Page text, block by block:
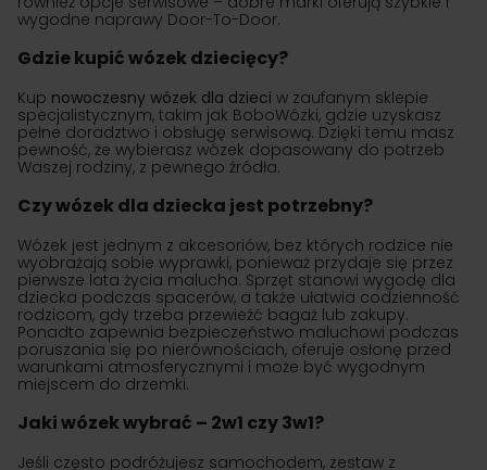
wygodne naprawy Door-To-Door.
Gdzie kupić wózek dziecięcy?
Kup nowoczesny wózek dla dzieci w zaufanym sklepie
specjalistycznym, takim jak BoboWózki, gdzie uzyskasz
pełne doradztwo i obsługę serwisową. Dzięki temu masz
pewność, że wybierasz wózek dopasowany do potrzeb
Waszej rodziny, z pewnego źródła.
Czy wózek dla dziecka jest potrzebny?
Wózek jest jednym z akcesoriów, bez których rodzice nie
wyobrażają sobie wyprawki, ponieważ przydaje się przez
pierwsze lata życia malucha. Sprzęt stanowi wygodę dla
dziecka podczas spacerów, a także ułatwia codzienność
rodzicom, gdy trzeba przewieźć bagaż lub zakupy.
Ponadto zapewnia bezpieczeństwo maluchowi podczas
poruszania się po nierównościach, oferuje osłonę przed
warunkami atmosferycznymi i może być wygodnym
miejscem do drzemki.
Jaki wózek wybrać – 2w1 czy 3w1?
Jeśli często podróżujesz samochodem, zestaw z